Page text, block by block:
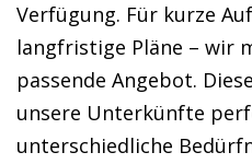
Verfügung. Für kurze
langfristige Pläne – wir
passende Angebot.
unsere Unterkünfte
unterschiedliche